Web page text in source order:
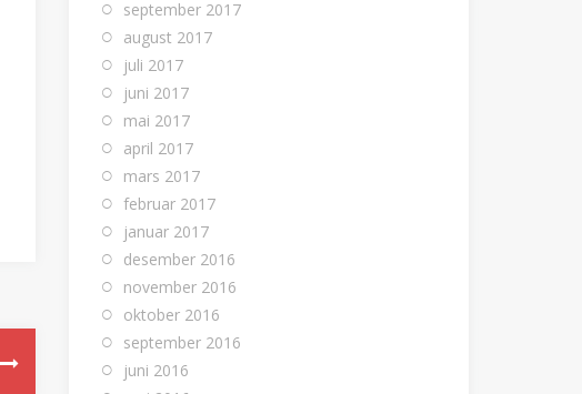
september 2017
august 2017
juli 2017
juni 2017
mai 2017
april 2017
mars 2017
februar 2017
januar 2017
desember 2016
november 2016
oktober 2016
september 2016
juni 2016